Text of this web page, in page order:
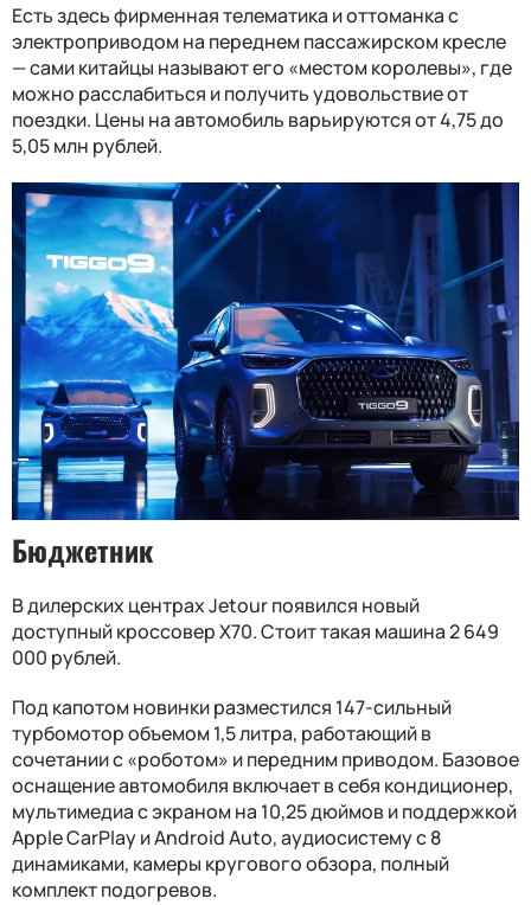
Есть здесь фирменная телематика и оттоманка с
электроприводом на переднем пассажирском кресле
— сами китайцы называют его «местом королевы», где
можно расслабиться и получить удовольствие от
поездки. Цены на автомобиль варьируются от 4,75 до
5,05 млн рублей.
Бюджетник
В дилерских центрах Jetour появился новый
доступный кроссовер X70. Стоит такая машина 2 649
000 рублей.
Под капотом новинки разместился 147-сильный
турбомотор объемом 1,5 литра, работающий в
сочетании с «роботом» и передним приводом. Базовое
оснащение автомобиля включает в себя кондиционер,
мультимедиа с экраном на 10,25 дюймов и поддержкой
Apple CarPlay и Android Auto, аудиосистему с 8
динамиками, камеры кругового обзора, полный
комплект подогревов.